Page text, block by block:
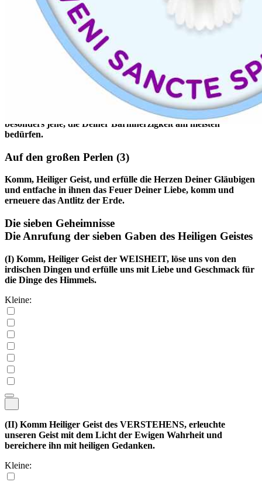
Gott, komm uns zu Hilfe, Herr, hilf uns und rette uns! Ehre sei
dem Vater und dem Sohn und dem Heiligen Geist. Wie im
Anfang, so auch jetzt und allezeit und in Ewigkeit. Amen.
Nach den ersten drei Perlen
O Maria, ohne Sünde empfangen, bitte für uns, die wir uns an
Oh mein Jesus, verzeih uns unsere Sünden! Bewahre uns vor
dem Feuer der Hölle! Führe alle Seelen in den Himmel,
besonders jene, die Deiner Barmherzigkeit am meisten
bedürfen.
Auf den großen Perlen (3)
Komm, Heiliger Geist, und erfülle die Herzen Deiner Gläubigen
und entfache in ihnen das Feuer Deiner Liebe, komm und
erneuere das Antlitz der Erde.
Die sieben Geheimnisse
Die Anrufung der sieben Gaben des Heiligen Geistes
(I) Komm, Heiliger Geist der WEISHEIT, löse uns von den
irdischen Dingen und erfülle uns mit Liebe und Geschmack für
die Dinge des Himmels.
Kleine:
(II) Komm Heiliger Geist des VERSTEHENS, erleuchte
unseren Geist mit dem Licht der Ewigen Wahrheit und
bereichere ihn mit heiligen Gedanken.
Kleine: